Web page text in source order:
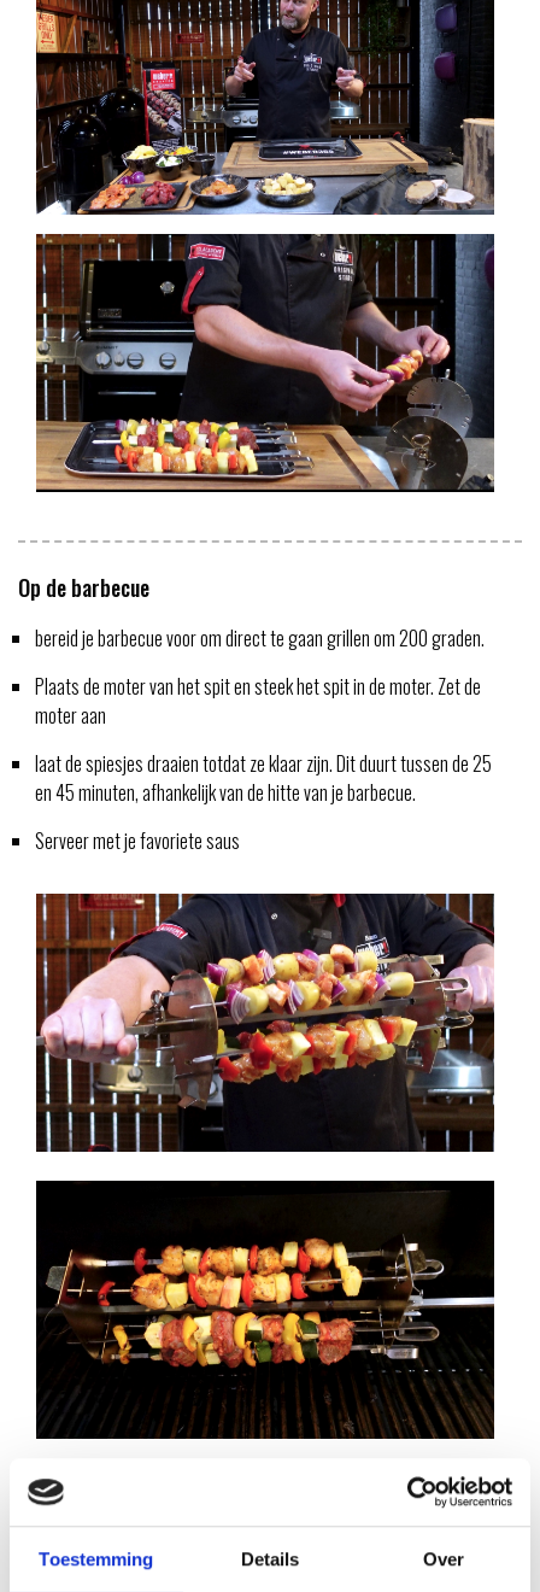
Toestemming Details Over
Op de barbecue
bereid je barbecue voor om direct te gaan grillen om 200 graden.
Plaats de moter van het spit en steek het spit in de moter. Zet de
moter aan
laat de spiesjes draaien totdat ze klaar zijn. Dit duurt tussen de 25
en 45 minuten, afhankelijk van de hitte van je barbecue.
Serveer met je favoriete saus